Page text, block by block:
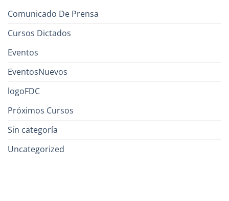
Comunicado De Prensa
Cursos Dictados
Eventos
EventosNuevos
logoFDC
Próximos Cursos
Sin categoría
Uncategorized